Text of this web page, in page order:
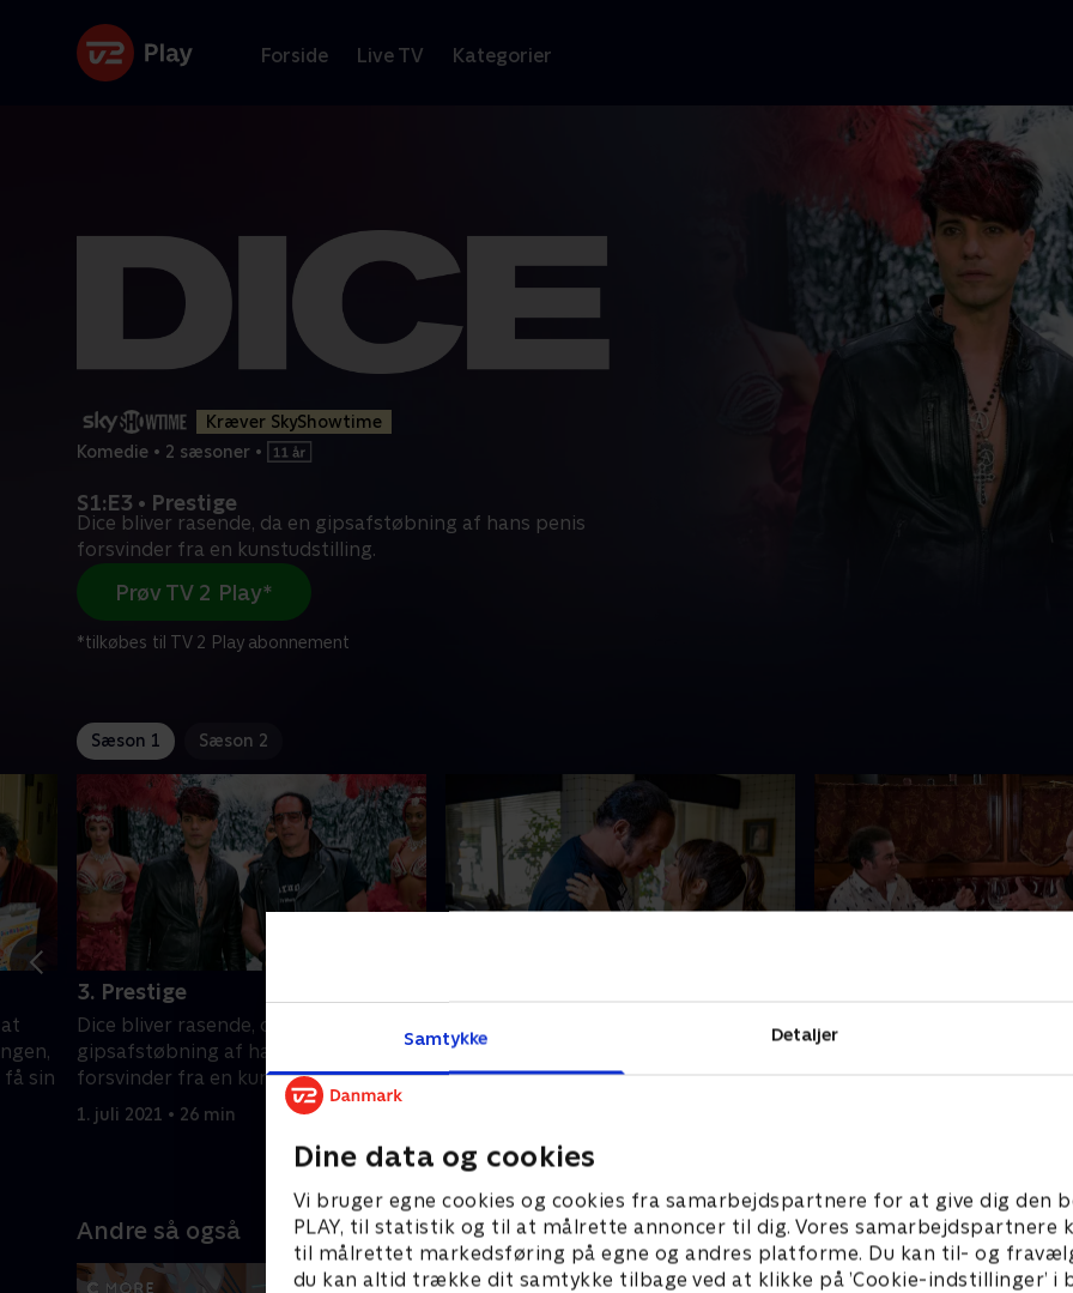
Samtykke Detaljer
Dine data og cookies
Vi bruger egne cookies og cookies fra samarbejdspartnere for at give dig den
PLAY, til statistik og til at målrette annoncer til dig. Vores samarbejdspartnere
til målrettet markedsføring på egne og andres platforme. Du kan til- og
du kan altid trække dit samtykke tilbage ved at klikke på ’Cookie-indstillinger’ i
Forside Live TV Kategorier
Kræver SkyShowtime
Komedie • 2 sæsoner •
S1:E3 • Prestige
Dice bliver rasende, da en gipsafstøbning af hans penis
forsvinder fra en kunstudstilling.
Prøv TV 2 Play*
*tilkøbes til TV 2 Play abonnement
Sæson 1 Sæson 2
sin
3. Prestige
Dice bliver rasende, da en
gipsafstøbning af hans penis
forsvinder fra en kunstudstilling.
1. juli 2021 • 26 min
Dice forsøger at finde et arbejde, da
han opdager, at Carmen stadig
modtager underholdsbidrag.
Dice fyres som manager for
sønners heavy metal-band
Andre så også